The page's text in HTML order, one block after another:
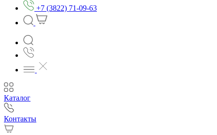
+7 (3822) 71-09-63
Каталог
Контакты